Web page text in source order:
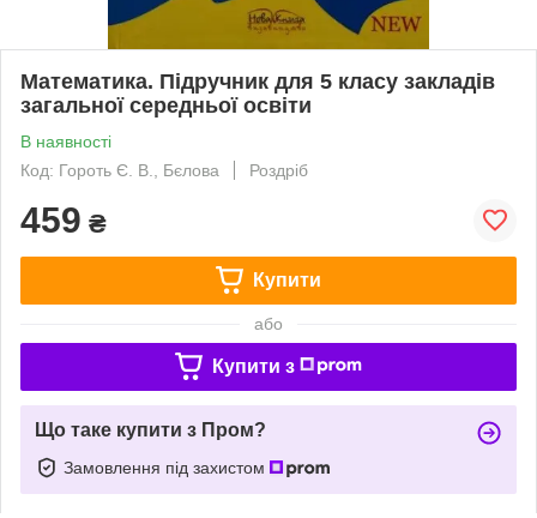
Математика. Підручник для 5 класу закладів
загальної середньої освіти
В наявності
Код: Гороть Є. В., Бєлова
Роздріб
459 ₴
Купити
або
Купити з
Що таке купити з Пром?
Замовлення під захистом